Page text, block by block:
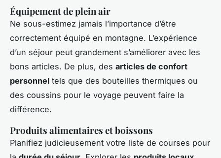
Équipement de plein air
Ne sous-estimez jamais l’importance d’être
correctement équipé en montagne. L’expérience
d’un séjour peut grandement s’améliorer avec les
bons articles. De plus, des articles de confort
personnel tels que des bouteilles thermiques ou
des coussins pour le voyage peuvent faire la
différence.
Produits alimentaires et boissons
Planifiez judicieusement votre liste de courses pour